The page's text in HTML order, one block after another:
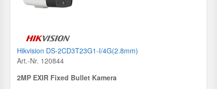
Hikvision DS-2CD3T23G1-I/4G(2.8mm)
Art.-Nr. 120844
2MP EXIR Fixed Bullet Kamera